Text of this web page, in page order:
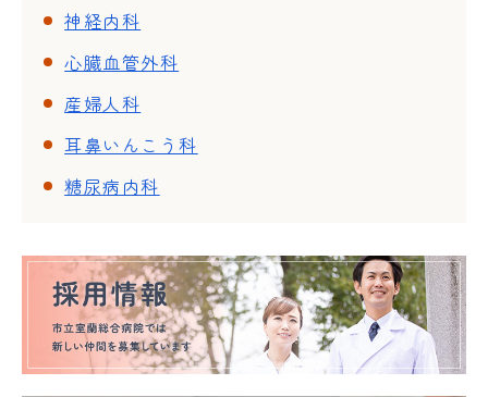
神経内科
心臓血管外科
産婦人科
耳鼻いんこう科
糖尿病内科